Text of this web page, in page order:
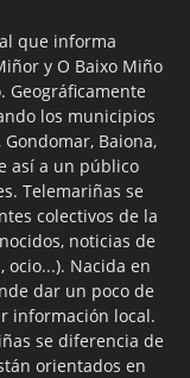
que informa
y O Baixo Miño
Geográficamente
los municipios
Gondomar, Baiona,
así a un público
Telemariñas se
colectivos de la
noticias de
ocio...). Nacida en
dar un poco de
información local.
se diferencia de
orientados en